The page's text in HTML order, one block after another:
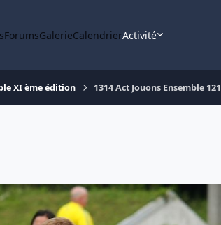
ForumsGalerieCalendrierActivité
XI ème édition 1314 Act Jouons Ensemble 121